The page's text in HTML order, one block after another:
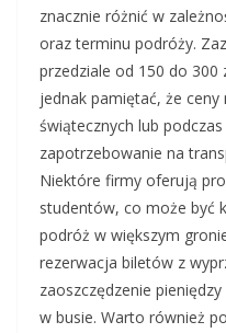
znacznie różnić w
oraz terminu podróży.
przedziale od 150 do 300
jednak pamiętać, że
świątecznych lub
zapotrzebowanie na
Niektóre firmy oferują
studentów, co może być
podróż w większym
rezerwacja biletów z
zaoszczędzenie
w busie. Warto również